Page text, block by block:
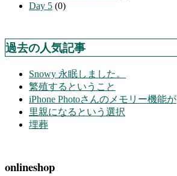
Day 5 (0)
過去の人気記事
Snowy 永眠しました。
繁殖するということ
iPhone Photoさんのメモリー機能が
里親になるという選択
埋葬
onlineshop